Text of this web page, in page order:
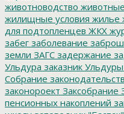
животноводство животные
жилищные условия жилье
для подтопленцев ЖКХ
забег заболевание
земли ЗАГС задержание
Ульдура заказник Ульдуры
Собрание
законороект Заксобрание
пенсионных накоплений